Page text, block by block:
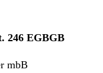
246 EGBGB
mbB